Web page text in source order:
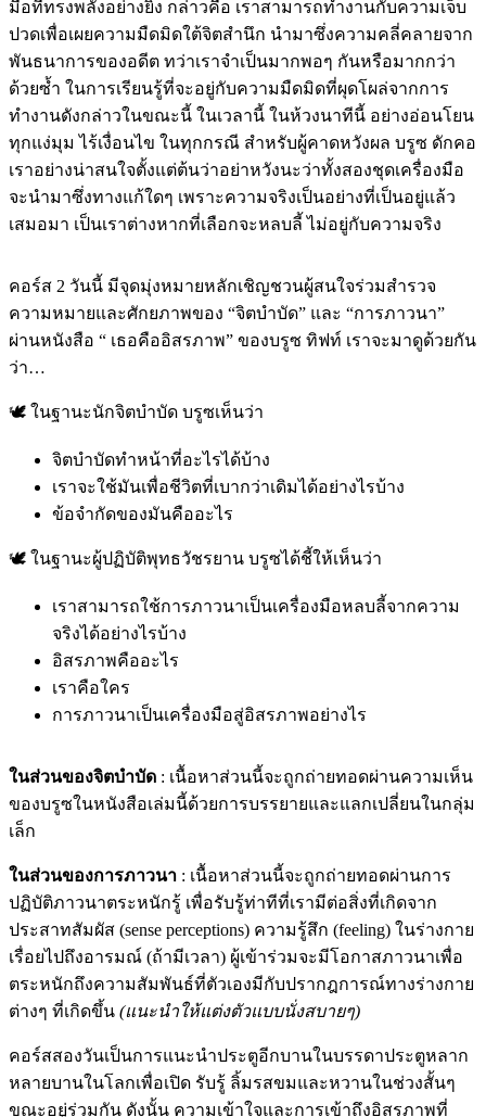
มือที่ทรงพลังอย่างยิ่ง กล่าวคือ เราสามารถทำงานกับความเจ็บ
ปวดเพื่อเผยความมืดมิดใต้จิตสำนึก นำมาซึ่งความคลี่คลายจาก
พันธนาการของอดีต ทว่าเราจำเป็นมากพอๆ กันหรือมากกว่า
ด้วยซ้ำ ในการเรียนรู้ที่จะอยู่กับความมืดมิดที่ผุดโผล่จากการ
ทำงานดังกล่าวในขณะนี้ ในเวลานี้ ในห้วงนาทีนี้ อย่างอ่อนโยน
ทุกแง่มุม ไร้เงื่อนไข ในทุกกรณี สำหรับผู้คาดหวังผล บรูซ ดักคอ
เราอย่างน่าสนใจตั้งแต่ต้นว่าอย่าหวังนะว่าทั้งสองชุดเครื่องมือ
จะนำมาซึ่งทางแก้ใดๆ เพราะความจริงเป็นอย่างที่เป็นอยู่แล้ว
เสมอมา เป็นเราต่างหากที่เลือกจะหลบลี้ ไม่อยู่กับความจริง
คอร์ส 2 วันนี้ มีจุดมุ่งหมายหลักเชิญชวนผู้สนใจร่วมสำรวจ
ความหมายและศักยภาพของ “จิตบำบัด” และ “การภาวนา”
ผ่านหนังสือ “ เธอคืออิสรภาพ” ของบรูซ ทิฟท์ เราจะมาดูด้วยกัน
ว่า…
🕊️ ในฐานะนักจิตบำบัด บรูซเห็นว่า
จิตบำบัดทำหน้าที่อะไรได้บ้าง
เราจะใช้มันเพื่อชีวิตที่เบากว่าเดิมได้อย่างไรบ้าง
ข้อจำกัดของมันคืออะไร
🕊️ ในฐานะผู้ปฏิบัติพุทธวัชรยาน บรูซได้ชี้ให้เห็นว่า
เราสามารถใช้การภาวนาเป็นเครื่องมือหลบลี้จากความ
จริงได้อย่างไรบ้าง
อิสรภาพคืออะไร
เราคือใคร
การภาวนาเป็นเครื่องมือสู่อิสรภาพอย่างไร
ในส่วนของจิตบำบัด : เนื้อหาส่วนนี้จะถูกถ่ายทอดผ่านความเห็น
ของบรูซในหนังสือเล่มนี้ด้วยการบรรยายและแลกเปลี่ยนในกลุ่ม
เล็ก
ในส่วนของการภาวนา : เนื้อหาส่วนนี้จะถูกถ่ายทอดผ่านการ
ปฏิบัติภาวนาตระหนักรู้ เพื่อรับรู้ท่าทีที่เรามีต่อสิ่งที่เกิดจาก
ประสาทสัมผัส (sense perceptions) ความรู้สึก (feeling) ในร่างกาย
เรื่อยไปถึงอารมณ์​​​ (ถ้ามีเวลา) ผู้เข้าร่วมจะมีโอกาสภาวนาเพื่อ
ตระหนักถึงความสัมพันธ์ที่ตัวเองมีกับปรากฎการณ์ทางร่างกาย
ต่างๆ ที่เกิดขึ้น (แนะนำให้แต่งตัวแบบนั่งสบายๆ)
คอร์สสองวันเป็นการแนะนำประตูอีกบานในบรรดาประตูหลาก
หลายบานในโลกเพื่อเปิด รับรู้ ลิ้มรสขมและหวานในช่วงสั้นๆ
ขณะอยู่ร่วมกัน ดังนั้น ความเข้าใจและการเข้าถึงอิสรภาพที่